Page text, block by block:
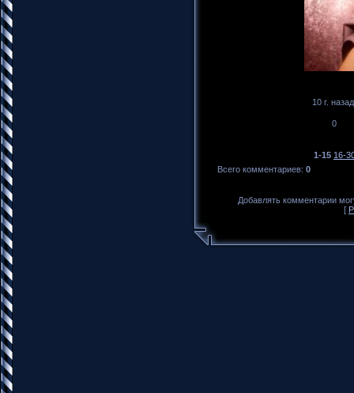
10 г. назад
0
1-15 16-
Всего комментариев: 0
Добавлять комментарии
[